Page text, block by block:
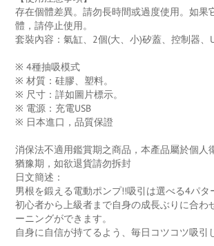
存在個體差異。請勿長時間或過度使用。如果
體，請停止使用。
套裝內容：氣缸、2個(大、小)矽蓋、控制器、
※ 4種抽吸模式
※ 材質：硅膠、塑料。
※ 尺寸：詳如圖片標示。
※ 電源：充電USB
※ 日本進口，品質保證
消保法不適用鑑賞期之商品，本產品屬於個人
猶豫期，如欲退貨請勿拆封
日文簡述：
男根を鍛える電動ポンプ!!吸引は選べる4パタ
初心者から上級者まで自身の成長ぶりに合わ
ーニングができます。
自身に自信が持てるよう、毎日コツコツ吸引